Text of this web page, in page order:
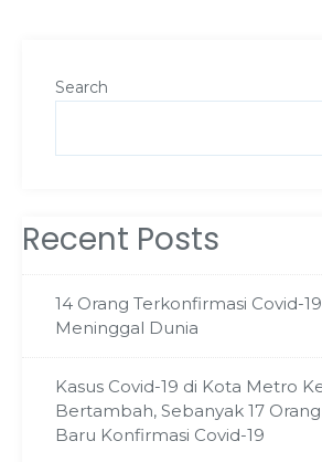
Search
Recent Posts
14 Orang Terkonfirmasi Covid-
Meninggal Dunia
Kasus Covid-19 di Kota Metro
Bertambah, Sebanyak 17
Baru Konfirmasi Covid-19